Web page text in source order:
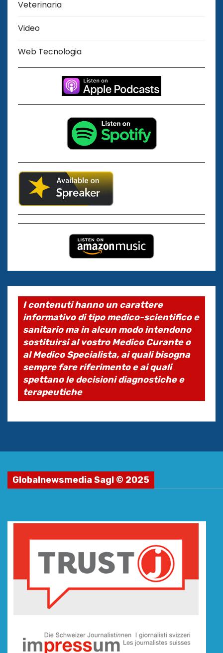
Veterinaria
Video
Web Tecnologia
I contenuti hanno un carattere
informativo di tipo medico-scientifico e
sanitario ma in alcun modo intendono
sostituirsi al vostro Medico Curante o
al Medico Specialista, ai quali bisogna
sempre fare riferimento e ai quali
spettano le decisioni diagnostiche e
terapeutiche
Globalnewsmedia Sagl © 2025